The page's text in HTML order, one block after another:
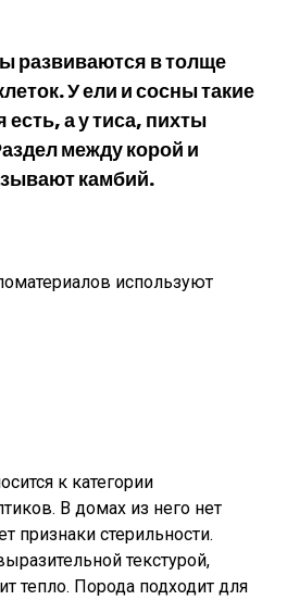
развиваются в толще
У ели и сосны такие
а у тиса, пихты
между корой и
камбий.
используют
к категории
В домах из него нет
признаки стерильности.
текстурой,
тепло. Порода подходит для